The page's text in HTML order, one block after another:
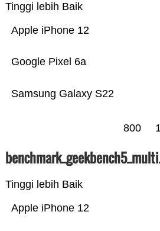
Tinggi lebih Baik
Samsung Galaxy S22
Google Pixel 6a
Apple iPhone 12
800
Tinggi lebih Baik
Apple iPhone 12